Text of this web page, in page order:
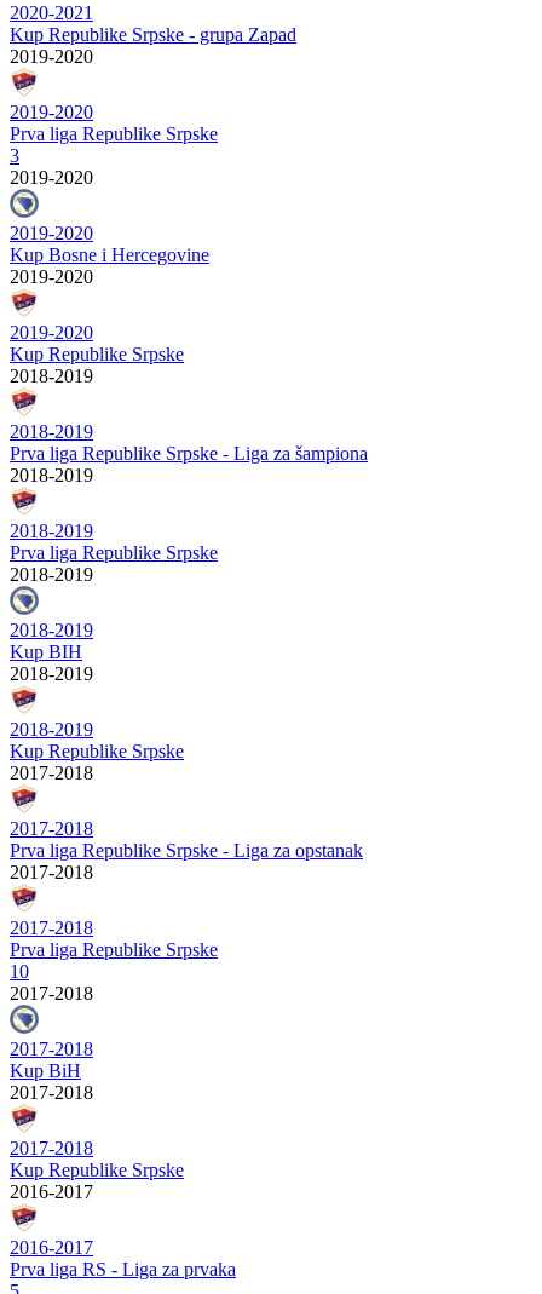
2020-2021
Kup Republike Srpske - grupa Zapad
2019-2020
2019-2020
Prva liga Republike Srpske
3
2019-2020
2019-2020
Kup Bosne i Hercegovine
2019-2020
2019-2020
Kup Republike Srpske
2018-2019
2018-2019
Prva liga Republike Srpske - Liga za šampiona
2018-2019
2018-2019
Prva liga Republike Srpske
2018-2019
2018-2019
Kup BIH
2018-2019
2018-2019
Kup Republike Srpske
2017-2018
2017-2018
Prva liga Republike Srpske - Liga za opstanak
2017-2018
2017-2018
Prva liga Republike Srpske
10
2017-2018
2017-2018
Kup BiH
2017-2018
2017-2018
Kup Republike Srpske
2016-2017
2016-2017
Prva liga RS - Liga za prvaka